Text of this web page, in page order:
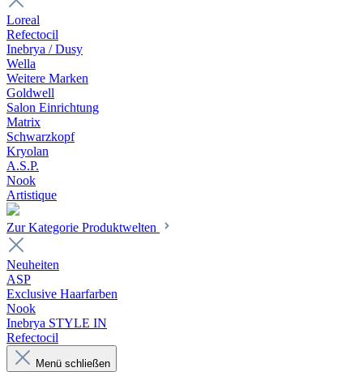
Loreal
Refectocil
Inebrya / Dusy
Wella
Weitere Marken
Goldwell
Salon Einrichtung
Matrix
Schwarzkopf
Kryolan
A.S.P.
Nook
Artistique
Zur Kategorie Produktwelten
Neuheiten
ASP
Exclusive Haarfarben
Nook
Inebrya STYLE IN
Refectocil
Menü schließen